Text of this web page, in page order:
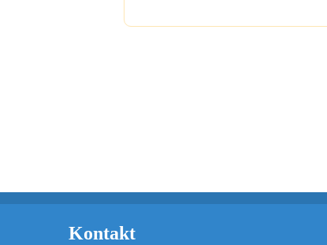
Kontakt